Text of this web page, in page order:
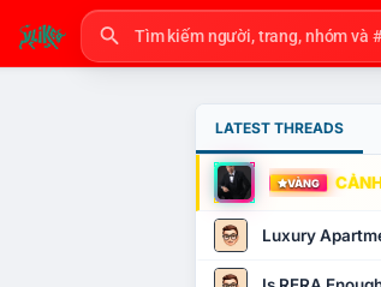
LATEST THREADS
VÀNG
Luxury